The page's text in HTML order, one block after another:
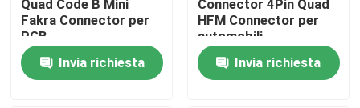
Giro della fabbrica
Controllo di qualità
Quad Code B Mini
Fakra Connector per
PCB
Invia richiesta
Connector 4Pin Quad
HFM Connector per
automobili
Invia richiesta